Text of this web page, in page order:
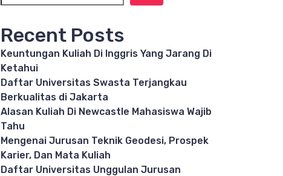
Recent Posts
Keuntungan Kuliah Di Inggris Yang Jarang Di
Ketahui
Daftar Universitas Swasta Terjangkau
Berkualitas di Jakarta
Alasan Kuliah Di Newcastle Mahasiswa Wajib
Tahu
Mengenai Jurusan Teknik Geodesi, Prospek
Karier, Dan Mata Kuliah
Daftar Universitas Unggulan Jurusan